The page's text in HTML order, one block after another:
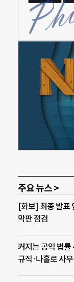
주요 뉴스 >
[화보] 최종 발표
막판 점검
커지는 공익 법
규직·나홀로 사